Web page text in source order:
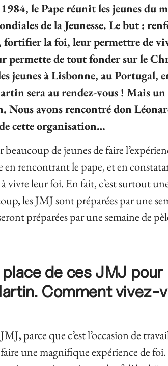
le Pape réunit les jeunes du
de la Jeunesse. Le but :
la foi, leur permettre de
permette de tout fonder sur le
jeunes à Lisbonne, au Portugal,
sera au rendez-vous ! Mais
Nous avons rencontré don
cette organisation…
de jeunes de faire
en rencontrant le pape, et en
vivre leur foi. En fait, c’est surtout
les JMJ sont préparées par une
préparées par une semaine de
de ces JMJ pour
Comment vivez-
parce que c’est l’occasion de
une magnifique expérience de